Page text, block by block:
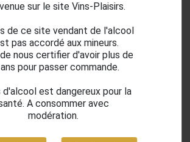
sur le site Vins-Plaisirs.
de ce site vendant de l'alcool
pas accordé aux mineurs.
nous certifier d'avoir plus de
pour passer commande.
d'alcool est dangereux pour la
A consommer avec
modération.
Masso Vivo
- 2023